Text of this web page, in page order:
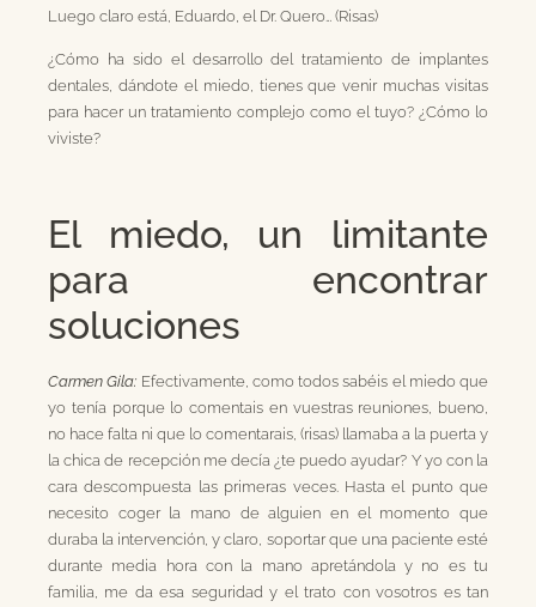
Luego claro está, Eduardo, el Dr. Quero… (Risas)
¿Cómo ha sido el desarrollo del tratamiento de implantes
dentales, dándote el miedo, tienes que venir muchas visitas
para hacer un tratamiento complejo como el tuyo? ¿Cómo lo
viviste?
El miedo, un limitante
para encontrar
soluciones
Carmen Gila: Efectivamente, como todos sabéis el miedo que
yo tenía porque lo comentais en vuestras reuniones, bueno,
no hace falta ni que lo comentarais, (risas) llamaba a la puerta y
la chica de recepción me decía ¿te puedo ayudar? Y yo con la
cara descompuesta las primeras veces. Hasta el punto que
necesito coger la mano de alguien en el momento que
duraba la intervención, y claro, soportar que una paciente esté
durante media hora con la mano apretándola y no es tu
familia, me da esa seguridad y el trato con vosotros es tan